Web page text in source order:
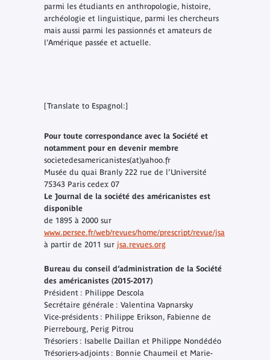
parmi les étudiants en anthropologie, histoire,
archéologie et linguistique, parmi les chercheurs
mais aussi parmi les passionnés et amateurs de
l’Amérique passée et actuelle.
[Translate to Espagnol:]
Pour toute correspondance avec la Société et
notamment pour en devenir membre
societedesamericanistes(at)yahoo.fr
Musée du quai Branly 222 rue de l’Université
75343 Paris cedex 07
Le Journal de la société des américanistes est
disponible
de 1895 à 2000 sur
www.persee.fr/web/revues/home/prescript/revue/jsa
à partir de 2011 sur jsa.revues.org
Bureau du conseil d’administration de la Société
des américanistes (2015-2017)
Président : Philippe Descola
Secrétaire générale : Valentina Vapnarsky
Vice-présidents : Philippe Erikson, Fabienne de
Pierrebourg, Perig Pitrou
Trésoriers : Isabelle Daillan et Philippe Nondédéo
Trésoriers-adjoints : Bonnie Chaumeil et Marie-